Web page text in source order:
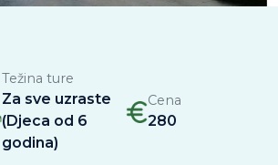
Težina ture
Za sve uzraste
(Djeca od 6
godina)
Cena
280